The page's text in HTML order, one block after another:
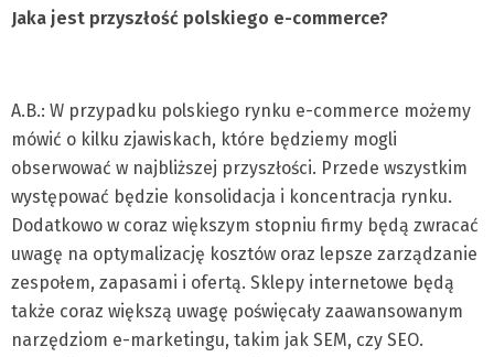
Jaka jest przyszłość polskiego e-commerce?
A.B.: W przypadku polskiego rynku e-commerce możemy
mówić o kilku zjawiskach, które będziemy mogli
obserwować w najbliższej przyszłości. Przede wszystkim
występować będzie konsolidacja i koncentracja rynku.
Dodatkowo w coraz większym stopniu firmy będą zwracać
uwagę na optymalizację kosztów oraz lepsze zarządzanie
zespołem, zapasami i ofertą. Sklepy internetowe będą
także coraz większą uwagę poświęcały zaawansowanym
narzędziom e-marketingu, takim jak SEM, czy SEO.